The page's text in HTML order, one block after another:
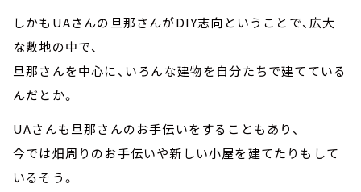
しかもUAさんの旦那さんがDIY志向ということで、広大
な敷地の中で、
旦那さんを中心に、いろんな建物を自分たちで建てている
んだとか。
UAさんも旦那さんのお手伝いをすることもあり、
今では畑周りのお手伝いや新しい小屋を建てたりもして
いるそう。